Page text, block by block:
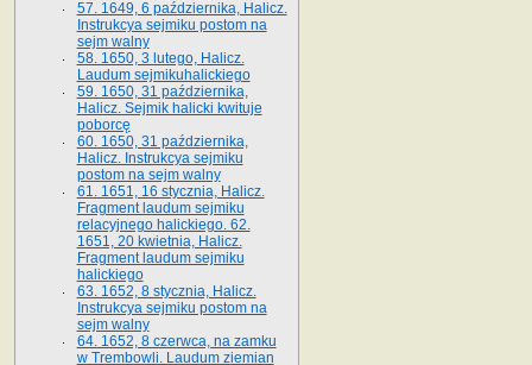
57. 1649, 6 października, Halicz.
Instrukcya sejmiku postom na
sejm walny
58. 1650, 3 lutego, Halicz.
Laudum sejmikuhalickiego
59. 1650, 31 października,
Halicz. Sejmik halicki kwituje
poborcę
60. 1650, 31 października,
Halicz. Instrukcya sejmiku
postom na sejm walny
61. 1651, 16 stycznia, Halicz.
Fragment laudum sejmiku
relacyjnego halickiego. 62.
1651, 20 kwietnia, Halicz.
Fragment laudum sejmiku
halickiego
63. 1652, 8 stycznia, Halicz.
Instrukcya sejmiku postom na
sejm walny
64. 1652, 8 czerwca, na zamku
w Trembowli. Laudum ziemian